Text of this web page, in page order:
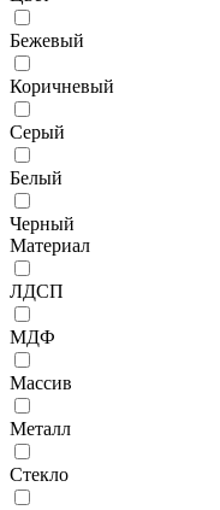
Бежевый
Коричневый
Серый
Белый
Черный
Материал
ЛДСП
МДФ
Массив
Металл
Стекло